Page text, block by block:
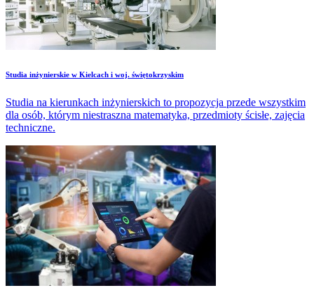
Studia inżynierskie w Kielcach i woj. świętokrzyskim
Studia na kierunkach inżynierskich to propozycja przede wszystkim
dla osób, którym niestraszna matematyka, przedmioty ścisłe, zajęcia
techniczne.